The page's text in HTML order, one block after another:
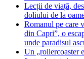
Lecții de viață,
doliului de la
Romanul pe care
din Capri”, o
unde paradisul
Un „rollercoaster